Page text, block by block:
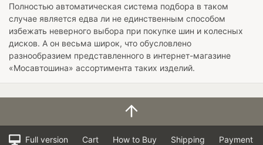
Полностью автоматическая система подбора в таком
случае является едва ли не единственным способом
избежать неверного выбора при покупке шин и колесных
дисков. А он весьма широк, что обусловлено
разнообразием представленного в интернет-магазине
«Мосавтошина» ассортимента таких изделий.
Full version Cart How to Buy Shipping Payment